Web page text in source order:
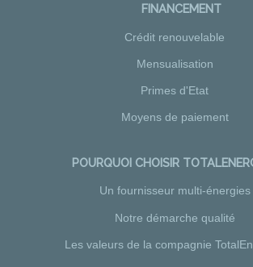
FINANCEMENT
Crédit renouvelable
Mensualisation
Primes d'Etat
Moyens de paiement
POURQUOI CHOISIR
Un fournisseur multi-énergies
Notre démarche qualité
Les valeurs de la compagnie